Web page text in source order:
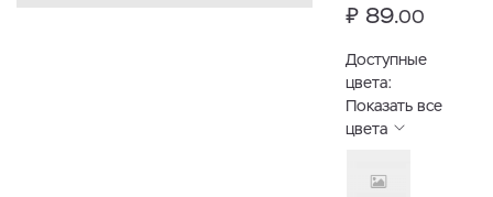
₽ 89.00
Доступные
цвета:
Показать все
цвета